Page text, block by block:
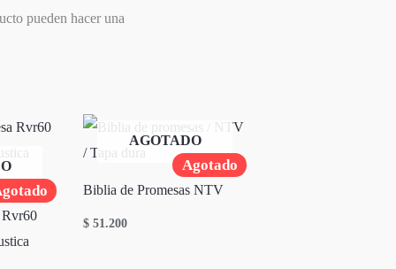
pueden hacer una
Agotado
AGOTADO
Biblia de Promesas NTV
$ 51.200